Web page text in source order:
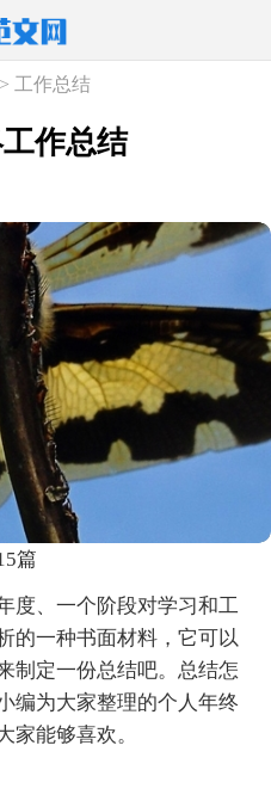
> 工作总结
作总结
篇
度、一个阶段对学习和工
的一种书面材料，它可以
制定一份总结吧。总结怎
编为大家整理的个人年终
家能够喜欢。